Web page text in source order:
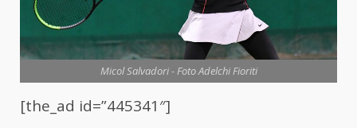
Micol Salvadori - Foto Adelchi Fioriti
[the_ad id=”445341″]